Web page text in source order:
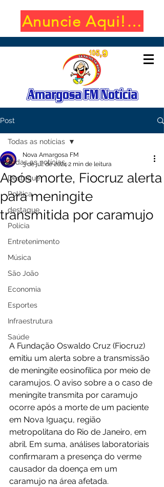
Anuncie Aqui!
Post
Todas as notícias
Destaque
Política
destaque
Polícia
Entretenimento
Música
São João
Economia
Esportes
Infraestrutura
Saúde
Todas as notícias
Após morte, Fiocruz alerta
para meningite
transmitida por caramujo
Nova Amargosa FM
3 de jul. de 2024 2 min de leitura
A Fundação Oswaldo Cruz (Fiocruz)
emitiu um alerta sobre a transmissão
de meningite eosinofílica por meio de
caramujos. O aviso sobre a o caso de
meningite transmita por caramujo
ocorre após a morte de um paciente
em Nova Iguaçu, região
metropolitana do Rio de Janeiro, em
abril. Em suma, análises laboratoriais
confirmaram a presença do verme
causador da doença em um
caramujo na área afetada.